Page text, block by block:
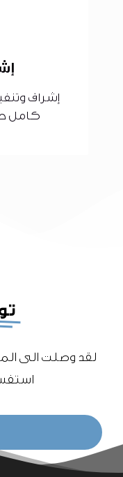
إشراف
كامل
لقد وصلت الى